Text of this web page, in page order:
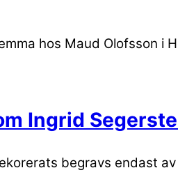
hos Maud Olofsson i
Ingrid
begravs endast